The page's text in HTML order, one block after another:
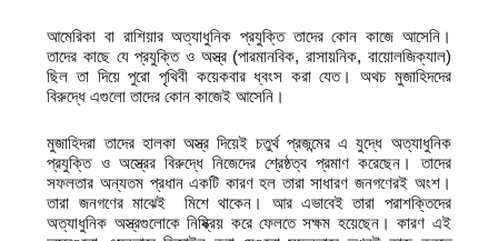
আমেরিকা বা রাশিয়ার অত্যাধুনিক প্রযুক্তি তাদের কোন কাজে আসেনি।
তাদের কাছে যে প্রযুক্তি ও অস্ত্র (পারমানবিক, রাসায়নিক, বায়োলজিক্যাল)
ছিল তা দিয়ে পুরো পৃথিবী কয়েকবার ধ্বংস করা যেত। অথচ মুজাহিদদের
বিরুদ্ধে এগুলো তাদের কোন কাজেই আসেনি।
মুজাহিদরা তাদের হালকা অস্ত্র দিয়েই চতুর্থ প্রজন্মের এ যুদ্ধে অত্যাধুনিক
প্রযুক্তি ও অস্ত্রের বিরুদ্ধে নিজেদের শ্রেষ্ঠত্ব প্রমাণ করেছেন। তাদের
সফলতার অন্যতম প্রধান একটি কারণ হল তারা সাধারণ জনগণেরই অংশ।
তারা জনগণের মাঝেই মিশে থাকেন। আর এভাবেই তারা পরাশক্তিদের
অত্যাধুনিক অস্ত্রগুলোকে নিষ্ক্রিয় করে ফেলতে সক্ষম হয়েছেন। কারণ এই